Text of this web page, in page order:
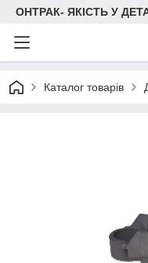
ОНТРАК- ЯКІСТЬ У
Каталог товарів